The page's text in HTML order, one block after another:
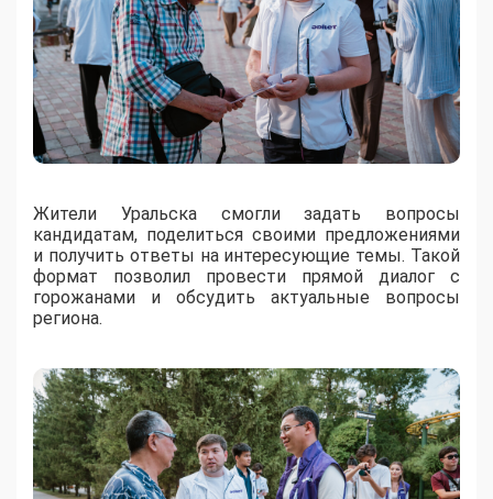
Жители Уральска смогли задать вопросы
кандидатам, поделиться своими предложениями
и получить ответы на интересующие темы. Такой
формат позволил провести прямой диалог с
горожанами и обсудить актуальные вопросы
региона.